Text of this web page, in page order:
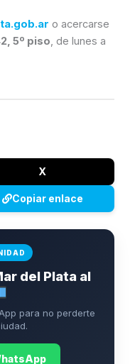
o acercarse
5º piso, de lunes a
X
Copiar enlace
del Plata al
para no perderte